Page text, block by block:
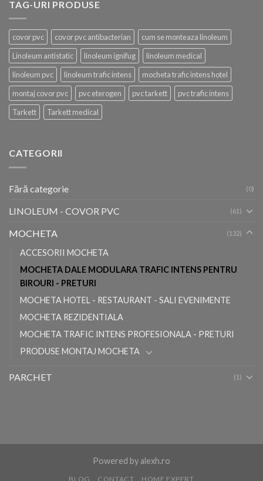
TAG-URI PRODUSE
covor pvc covor pvc antibacterian
cum se monteaza linoleum
Linoleum antistatic
linoleum ignifug
linoleum medical
linoleum pvc
linoleum trafic intens
mocheta trafic intens hotel
montaj covor pvc
pvc eterogen pvc tarkett
pvc trafic intens
Tarkett
Tarkett medical
CATEGORII
Fără categorie (0)
LINOLEUM - COVOR PVC (61)
MOCHETA (132)
ACCESORII MOCHETA
MOCHETA DALE MODULARA TRAFIC INTENS PENTRU
BIROURI - PRETURI
MOCHETA HOTEL - RESTAURANT - SALI EVENIMENTE
MOCHETA REZIDENTIALA
MOCHETA TRAFIC INTENS PROFESIONALA - PRETURI
PRODUSE MONTAJ MOCHETA
PARCHET (1)
Powered by alexh.ro
BLOG CONTACT HOME EXPERT